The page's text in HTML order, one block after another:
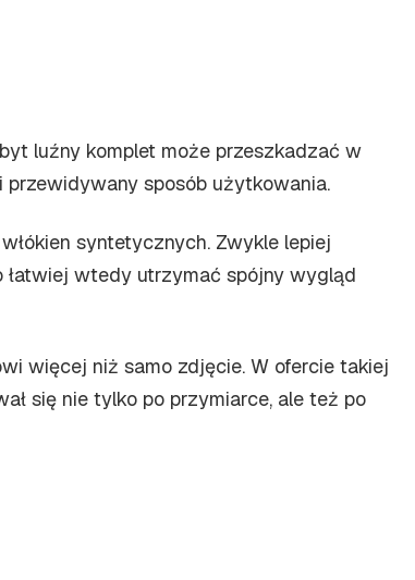
luźny komplet może przeszkadzać w
przewidywany sposób użytkowania.
syntetycznych. Zwykle lepiej
łatwiej wtedy utrzymać spójny wygląd
więcej niż samo zdjęcie. W ofercie takiej
się nie tylko po przymiarce, ale też po